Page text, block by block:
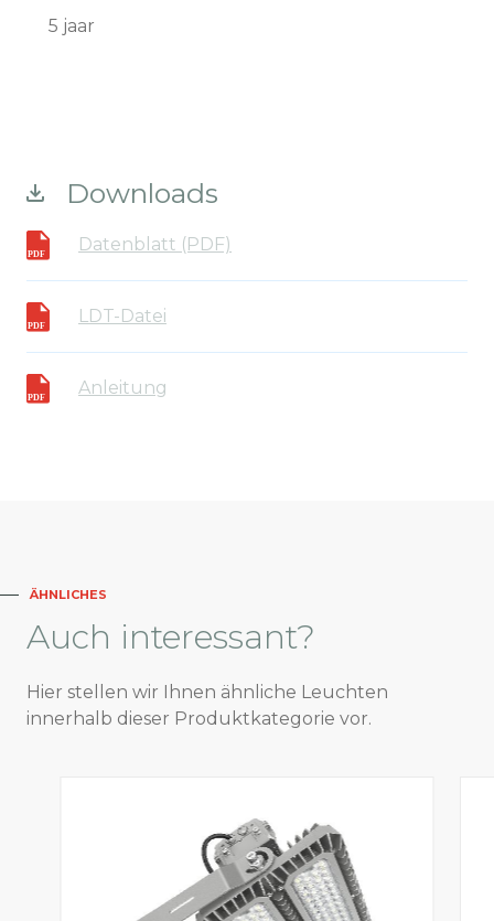
5 jaar
Downloads
Datenblatt (PDF)
LDT-Datei
Anleitung
ÄHNLICHES
Auch interessant?
Hier stellen wir Ihnen ähnliche Leuchten
innerhalb dieser Produktkategorie vor.